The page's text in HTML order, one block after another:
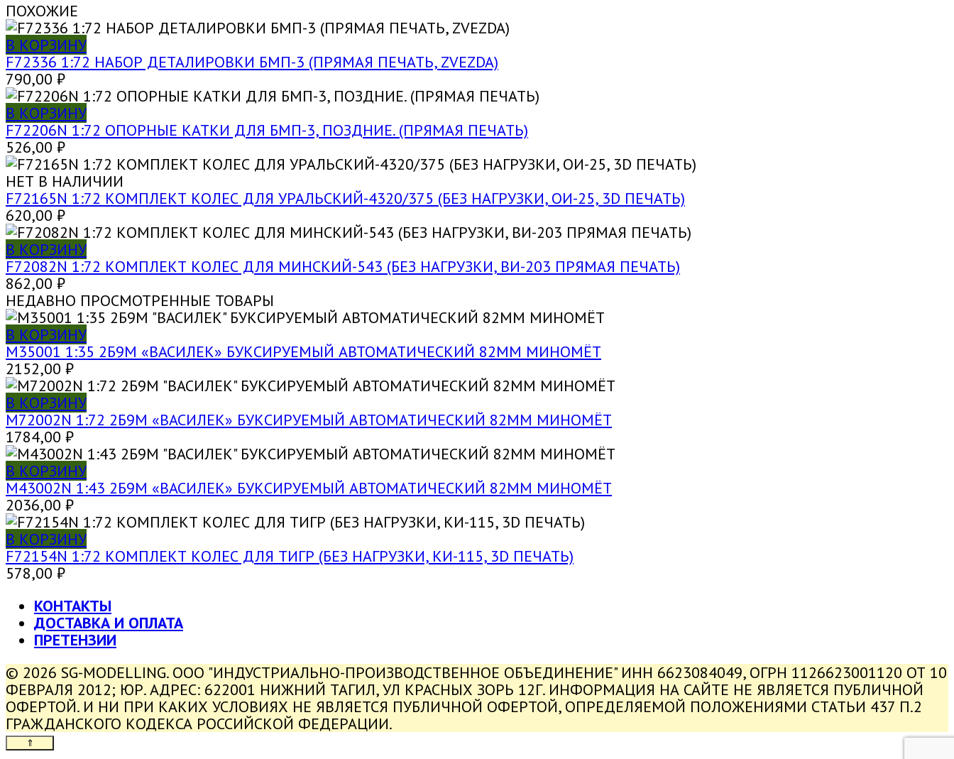
ПОХОЖИЕ
В КОРЗИНУ
F72336 1:72 НАБОР ДЕТАЛИРОВКИ БМП-3 (ПРЯМАЯ ПЕЧАТЬ, ZVEZDA)
790,00 ₽
В КОРЗИНУ
F72206N 1:72 ОПОРНЫЕ КАТКИ ДЛЯ БМП-3, ПОЗДНИЕ. (ПРЯМАЯ ПЕЧАТЬ)
526,00 ₽
НЕТ В НАЛИЧИИ
F72165N 1:72 КОМПЛЕКТ КОЛЕС ДЛЯ УРАЛЬСКИЙ-4320/375 (БЕЗ НАГРУЗКИ, ОИ-25, 3D ПЕЧАТЬ)
620,00 ₽
В КОРЗИНУ
F72082N 1:72 КОМПЛЕКТ КОЛЕС ДЛЯ МИНСКИЙ-543 (БЕЗ НАГРУЗКИ, ВИ-203 ПРЯМАЯ ПЕЧАТЬ)
862,00 ₽
НЕДАВНО ПРОСМОТРЕННЫЕ ТОВАРЫ
В КОРЗИНУ
M35001 1:35 2Б9М «ВАСИЛЕК» БУКСИРУЕМЫЙ АВТОМАТИЧЕСКИЙ 82ММ МИНОМЁТ
2152,00 ₽
В КОРЗИНУ
M72002N 1:72 2Б9М «ВАСИЛЕК» БУКСИРУЕМЫЙ АВТОМАТИЧЕСКИЙ 82ММ МИНОМЁТ
1784,00 ₽
В КОРЗИНУ
M43002N 1:43 2Б9М «ВАСИЛЕК» БУКСИРУЕМЫЙ АВТОМАТИЧЕСКИЙ 82ММ МИНОМЁТ
2036,00 ₽
В КОРЗИНУ
F72154N 1:72 КОМПЛЕКТ КОЛЕС ДЛЯ ТИГР (БЕЗ НАГРУЗКИ, КИ-115, 3D ПЕЧАТЬ)
578,00 ₽
КОНТАКТЫ
ДОСТАВКА И ОПЛАТА
ПРЕТЕНЗИИ
© 2026 SG-MODELLING. ООО "ИНДУСТРИАЛЬНО-ПРОИЗВОДСТВЕННОЕ ОБЪЕДИНЕНИЕ" ИНН 6623084049, ОГРН 1126623001120 ОТ 10
ФЕВРАЛЯ 2012; ЮР. АДРЕС: 622001 НИЖНИЙ ТАГИЛ, УЛ КРАСНЫХ ЗОРЬ 12Г. ИНФОРМАЦИЯ НА САЙТЕ НЕ ЯВЛЯЕТСЯ ПУБЛИЧНОЙ
ОФЕРТОЙ. И НИ ПРИ КАКИХ УСЛОВИЯХ НЕ ЯВЛЯЕТСЯ ПУБЛИЧНОЙ ОФЕРТОЙ, ОПРЕДЕЛЯЕМОЙ ПОЛОЖЕНИЯМИ СТАТЬИ 437 П.2
ГРАЖДАНСКОГО КОДЕКСА РОССИЙСКОЙ ФЕДЕРАЦИИ.